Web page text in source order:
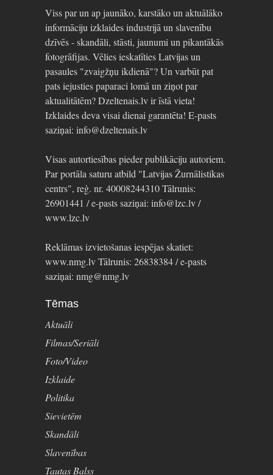
Viss par un ap jaunāko, karstāko un aktuālāko
informāciju izklaides industrijā un slavenību
dzīvēs - skandāli, stāsti, jaunumi un pikantākās
fotogrāfijas. Vēlies ieskatīties Latvijas un
pasaules "zvaigžņu ikdienā"? Un varbūt pat
pats iejusties paparaci lomā un ziņot par
aktualitātēm? Dzeltenais.lv ir īstā vieta!
Izklaides deva visai dienai garantēta! E-pasts
saziņai: info@dzeltenais.lv
Visas autortiesības pieder publikāciju autoriem.
Par portāla saturu atbild "Latvijas Žurnālistikas
centrs", reģ. nr. 40008244310 Tālrunis:
26901441 / e-pasts saziņai: info@lzc.lv /
www.lzc.lv
Reklāmas izvietošanas iespējas skatiet:
www.nmg.lv Tālrunis: 26838384 / e-pasts
saziņai: nmg@nmg.lv
Tēmas
Aktuāli
Filmas/Seriāli
Foto/Video
Izklaide
Politika
Sievietēm
Skandāli
Slavenības
Tautas Balss